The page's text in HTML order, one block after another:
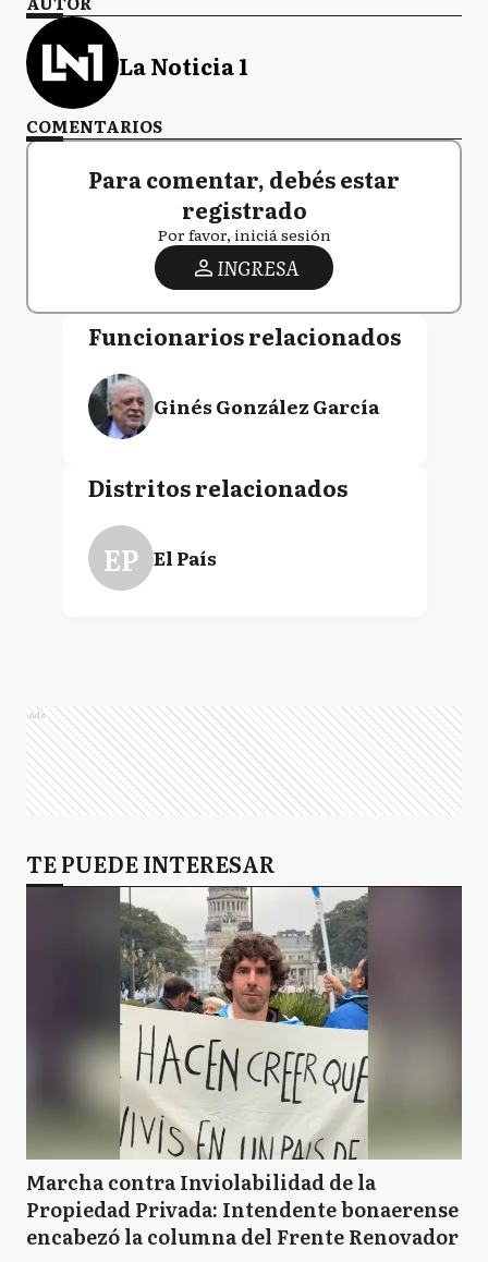
La Noticia 1
COMENTARIOS
Para comentar, debés estar
registrado
Por favor, iniciá sesión
INGRESA
Funcionarios relacionados
Ginés González García
Distritos relacionados
EP El País
Ads
TE PUEDE INTERESAR
Marcha contra Inviolabilidad de la
Propiedad Privada: Intendente bonaerense
encabezó la columna del Frente Renovador